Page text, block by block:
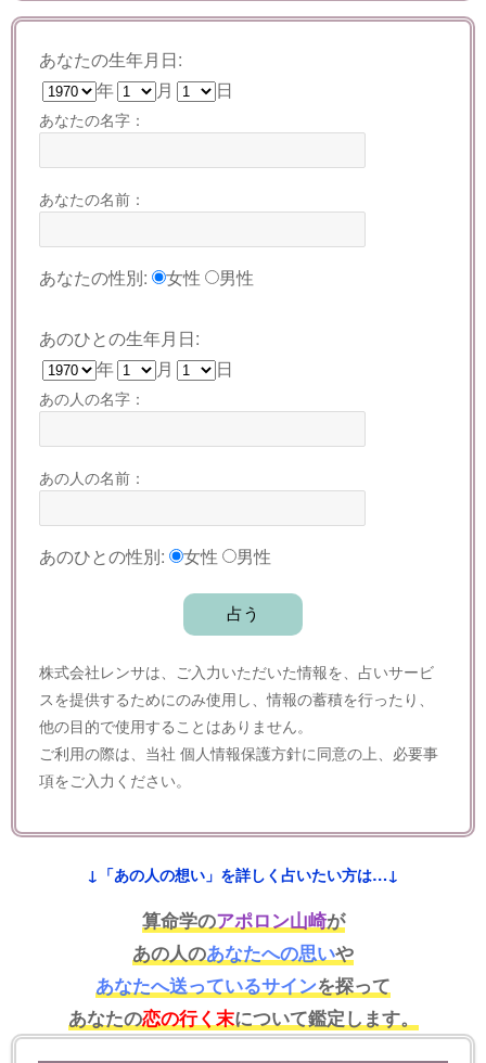
あなたの生年月日:
年
月 日
あなたの名字：
あなたの名前：
あなたの性別: 女性 男性
あのひとの生年月日:
年
月 日
あの人の名字：
あの人の名前：
あのひとの性別: 女性 男性
株式会社レンサは、ご入力いただいた情報を、占いサービ
スを提供するためにのみ使用し、情報の蓄積を行ったり、
他の目的で使用することはありません。
ご利用の際は、当社個人情報保護方針に同意の上、必要事
項をご入力ください。
↓「あの人の想い」を詳しく占いたい方は…↓
算命学のアポロン山崎が
あの人のあなたへの思いや
あなたへ送っているサインを探って
あなたの恋の行く末について鑑定します。